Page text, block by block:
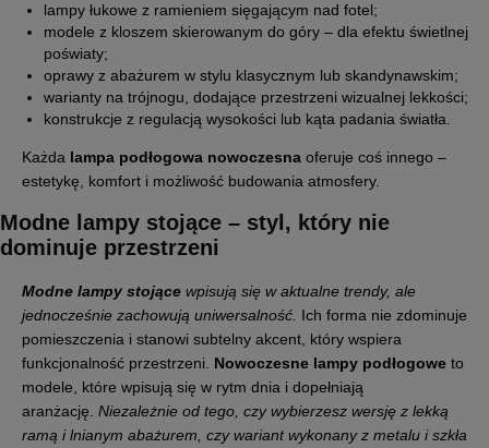
lampy łukowe z ramieniem sięgającym nad fotel;
modele z kloszem skierowanym do góry – dla efektu świetlnej
poświaty;
oprawy z abażurem w stylu klasycznym lub skandynawskim;
warianty na trójnogu, dodające przestrzeni wizualnej lekkości;
konstrukcje z regulacją wysokości lub kąta padania światła.
Każda lampa podłogowa nowoczesna oferuje coś innego –
estetykę, komfort i możliwość budowania atmosfery.
Modne lampy stojące – styl, który nie
dominuje przestrzeni
Modne lampy stojące wpisują się w aktualne trendy, ale
jednocześnie zachowują uniwersalność. Ich forma nie zdominuje
pomieszczenia i stanowi subtelny akcent, który wspiera
funkcjonalność przestrzeni. Nowoczesne lampy podłogowe to
modele, które wpisują się w rytm dnia i dopełniają
aranżację. Niezależnie od tego, czy wybierzesz wersję z lekką
ramą i lnianym abażurem, czy wariant wykonany z metalu i szkła